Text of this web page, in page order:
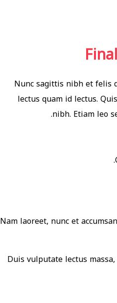
Nunc sagittis nibh et felis
lectus quam id lectus.
nibh. Etiam leo
Nam laoreet, nunc et
Duis vulputate lectus